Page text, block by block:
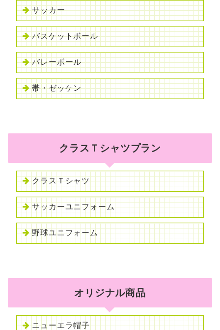
サッカー
バスケットボール
バレーボール
帯・ゼッケン
クラスＴシャツプラン
クラスＴシャツ
サッカーユニフォーム
野球ユニフォーム
オリジナル商品
ニューエラ帽子